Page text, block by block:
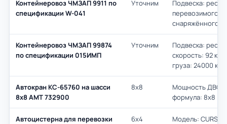
Контейнеровоз ЧМЗАП 9911 по
спецификации W-041
Уточним
Подвеска:
перевозимого
снаряжённого
Контейнеровоз ЧМЗАП 99874
по спецификации 015ИМП
Уточним
Подвеска:
скорость: 92 км/
груза: 24000 кг
Автокран КС-65760 на шасси
8х8 АМТ 732900
8х8
Мощность ДВС
формула: 8х8
Автоцистерна для перевозки
6х4
Модель: